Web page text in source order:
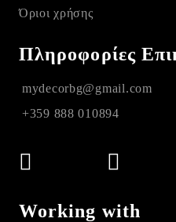
Όριοι χρήσης
Πληροφορίες
mydecorbg@gmail.com
+359 888 010894
Working with